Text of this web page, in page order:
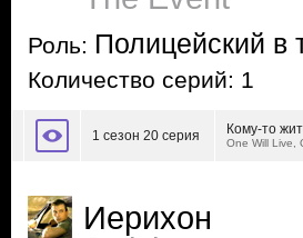
Роль: Полицейский в
Количество серий: 1
1 сезон 20 серия Кому-то
One Will Live,
Иерихон